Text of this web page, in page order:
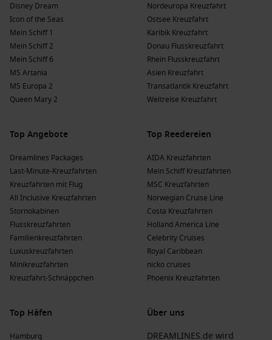
Disney Dream
Icon of the Seas
Mein Schiff 1
Mein Schiff 2
Mein Schiff 6
MS Artania
MS Europa 2
Queen Mary 2
Nordeuropa Kreuzfahrt
Ostsee Kreuzfahrt
Karibik Kreuzfahrt
Donau Flusskreuzfahrt
Rhein Flusskreuzfahrt
Asien Kreuzfahrt
Transatlantik Kreuzfahrt
Weltreise Kreuzfahrt
Top Angebote
Dreamlines Packages
Last-Minute-Kreuzfahrten
Kreuzfahrten mit Flug
All Inclusive Kreuzfahrten
Stornokabinen
Flusskreuzfahrten
Familienkreuzfahrten
Luxuskreuzfahrten
Minikreuzfahrten
Kreuzfahrt-Schnäppchen
Top Reedereien
AIDA Kreuzfahrten
Mein Schiff Kreuzfahrten
MSC Kreuzfahrten
Norwegian Cruise Line
Costa Kreuzfahrten
Holland America Line
Celebrity Cruises
Royal Caribbean
nicko cruises
Phoenix Kreuzfahrten
Top Häfen
Hamburg
Über uns
DREAMLINES.de wird